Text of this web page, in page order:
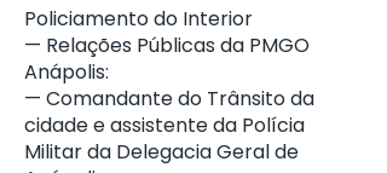
Policiamento do Interior
— Relações Públicas da PMGO
Anápolis:
— Comandante do Trânsito da
cidade e assistente da Polícia
Militar da Delegacia Geral de